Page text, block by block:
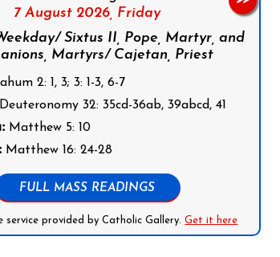
7 August 2026, Friday
Sixtus II, Pope, Martyr, and
Martyrs/ Cajetan, Priest
2: 1, 3; 3: 1-3, 6-7
32: 35cd-36ab, 39abcd, 41
Matthew 5: 10
Matthew 16: 24-28
FULL MASS READINGS
service provided by Catholic Gallery.Get it here